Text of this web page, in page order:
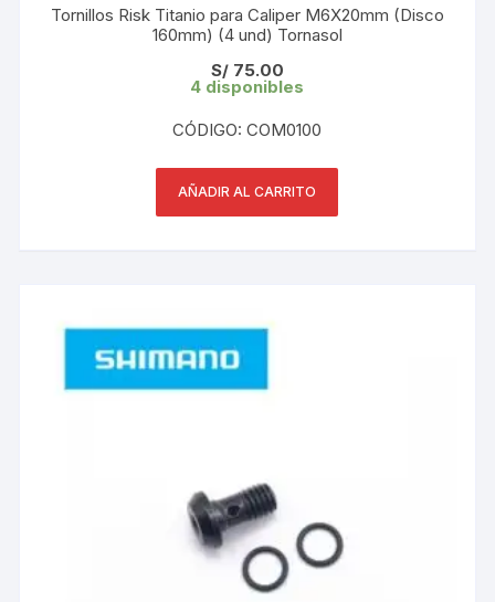
Tornillos Risk Titanio para Caliper M6X20mm (Disco
160mm) (4 und) Tornasol
S/75.00
4 disponibles
CÓDIGO: COM0100
AÑADIR AL CARRITO